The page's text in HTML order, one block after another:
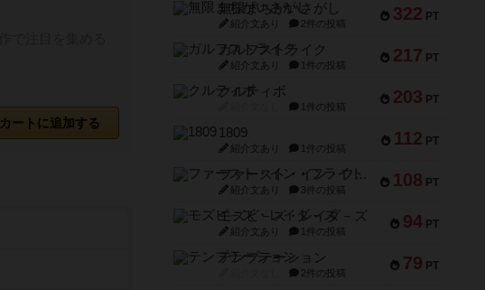
カートに追加する
322 PT
無限まちがいさがし
紹介文あり 2件の投稿
217 PT
ガルフストライク
紹介文あり 1件の投稿
203 PT
クルティボ
1件の投稿
112 PT
1809
紹介文あり 1件の投稿
108 PT
ファースト・イン・フライト
紹介文あり 3件の投稿
94 PT
モズビ－ズ・レイダ－ズ
紹介文あり 1件の投稿
79 PT
テンプテーション
2件の投稿